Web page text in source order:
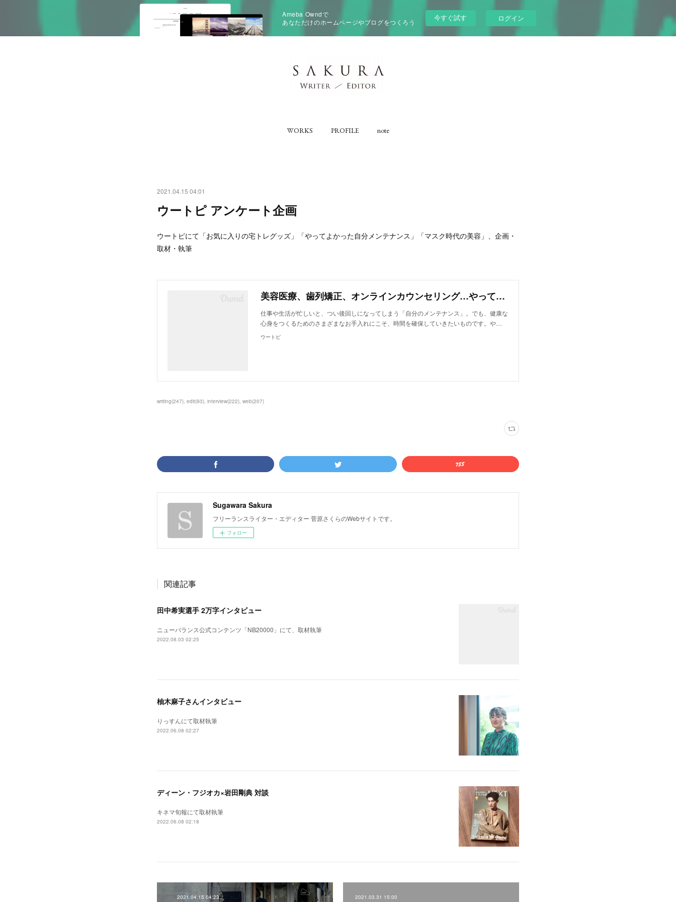
Ameba Owndで
あなただけのホームページやブログをつくろう
今すぐ試す ログイン
WORKS PROFILE note
2021.04.15 04:01
ウートピ アンケート企画
ウートピにて「お気に入りの宅トレグッズ」「やってよかった自分メンテナンス」「マスク時代の美容」、企画・
取材・執筆
美容医療、歯列矯正、オンラインカウンセリング…やってよかった「自分メンテナンス」｜ウートピ
仕事や生活が忙しいと、つい後回しになってしまう「自分のメンテナンス」。でも、健康な
心身をつくるためのさまざまなお手入れにこそ、時間を確保していきたいものです。や…
ウートピ
writing(247) edit(93) interview(222) web(207)
Sugawara Sakura
フリーランスライター・エディター 菅原さくらのWebサイトです。
フォロー
関連記事
田中希実選手 2万字インタビュー
ニューバランス公式コンテンツ「NB20000」にて、取材執筆
2022.08.03 02:25
柚木麻子さんインタビュー
りっすんにて取材執筆
2022.06.08 02:27
ディーン・フジオカ×岩田剛典 対談
キネマ旬報にて取材執筆
2022.06.08 02:18
2021.04.15 04:23 2021.03.31 15:00